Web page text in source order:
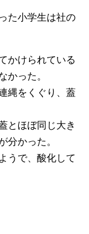
た小学生は社の
かけられている
かった。
縄をくぐり、蓋
とほぼ同じ大き
分かった。
うで、酸化して